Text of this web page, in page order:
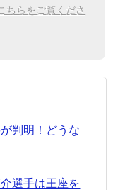
ちらをご覧くださ
判明！どうな
選手は王座を